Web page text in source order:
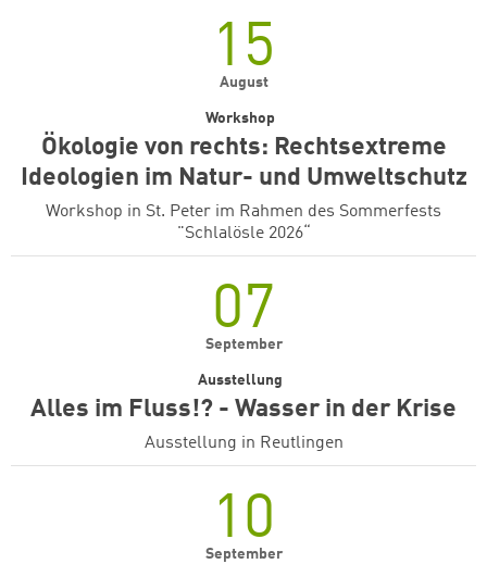
15
August
Ökologie von rechts: Rechtsextreme
Ideologien im Natur- und Umweltschutz
Workshop
Workshop in St. Peter im Rahmen des Sommerfests
"Schlalösle 2026“
07
September
Alles im Fluss!? - Wasser in der Krise
Ausstellung
Ausstellung in Reutlingen
10
September